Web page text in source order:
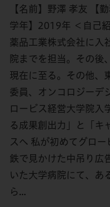
【名前】野澤 孝友 【
学年】2019年 ＜自己
薬品工業株式会社に入
院までを担当。その後
現在に至る。その他、
委員、オンコロジーデ
ロービス経営大学院
る成果創出力」と「キ
スへ 私が初めてグロ
鉄で見かけた中吊り広
いた大学病院にて、あ
ら...